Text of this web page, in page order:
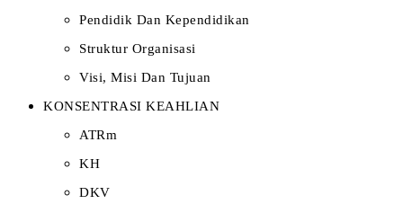
Pendidik Dan Kependidikan
Struktur Organisasi
Visi, Misi Dan Tujuan
KONSENTRASI KEAHLIAN
ATRm
KH
DKV